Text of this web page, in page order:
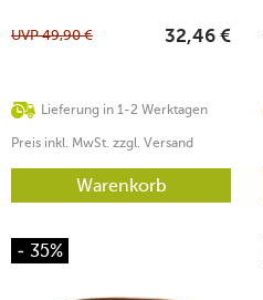
Lieferung in 1-2 Werktagen
UVP49,90 € 32,46 €
Preis inkl. MwSt. zzgl. Versand
Warenkorb
- 35%